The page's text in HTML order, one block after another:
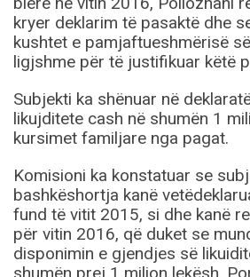
kryer deklarim të pasaktë dhe
kushtet e pamjaftueshmërisë
ligjshme për të justifikuar këtë
Subjekti ka shënuar në
likujditete cash në shumën 1
kursimet familjare nga pagat.
Komisioni ka konstatuar se
bashkëshortja kanë
fund të vitit 2015, si dhe kanë
për vitin 2016, që duket se
disponimin e gjendjes së